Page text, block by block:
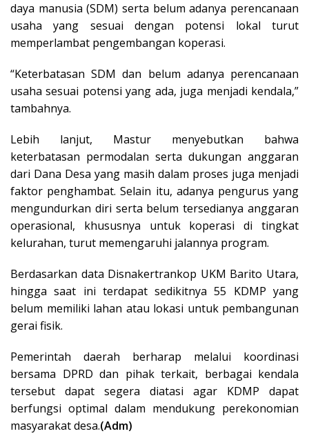
daya manusia (SDM) serta belum adanya perencanaan
usaha yang sesuai dengan potensi lokal turut
memperlambat pengembangan koperasi.
“Keterbatasan SDM dan belum adanya perencanaan
usaha sesuai potensi yang ada, juga menjadi kendala,”
tambahnya.
Lebih lanjut, Mastur menyebutkan bahwa
keterbatasan permodalan serta dukungan anggaran
dari Dana Desa yang masih dalam proses juga menjadi
faktor penghambat. Selain itu, adanya pengurus yang
mengundurkan diri serta belum tersedianya anggaran
operasional, khususnya untuk koperasi di tingkat
kelurahan, turut memengaruhi jalannya program.
Berdasarkan data Disnakertrankop UKM Barito Utara,
hingga saat ini terdapat sedikitnya 55 KDMP yang
belum memiliki lahan atau lokasi untuk pembangunan
gerai fisik.
Pemerintah daerah berharap melalui koordinasi
bersama DPRD dan pihak terkait, berbagai kendala
tersebut dapat segera diatasi agar KDMP dapat
berfungsi optimal dalam mendukung perekonomian
masyarakat desa.(Adm)